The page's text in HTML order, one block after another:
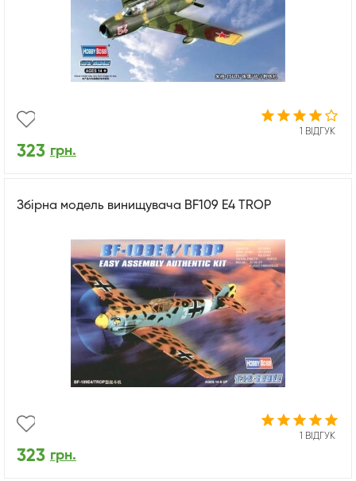
1 ВІДГУК
323 грн.
Збірна модель винищувача BF109 E4 TROP
1 ВІДГУК
323 грн.